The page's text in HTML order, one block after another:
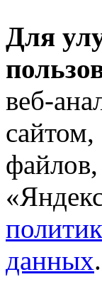
Для
веб-
данных.